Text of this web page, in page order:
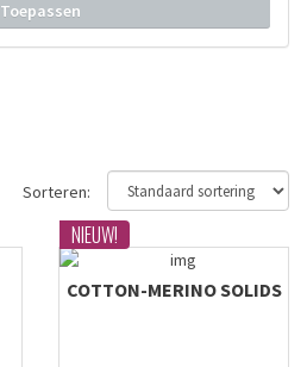
Toepassen
Sorteren:
NIEUW!
COTTON-MERINO SOLIDS